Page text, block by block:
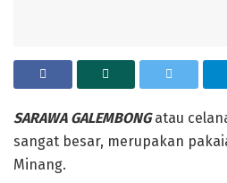
‎SARAWA GALEMBONGatau
sangat besar, merupakan
Minang.